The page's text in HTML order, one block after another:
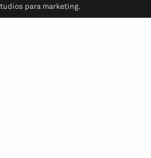
para marketing.